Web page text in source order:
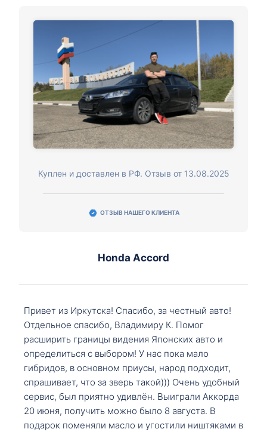
Куплен и доставлен в РФ. Отзыв от 13.08.2025
ОТЗЫВ НАШЕГО КЛИЕНТА
Honda Accord
Привет из Иркутска! Спасибо, за честный авто!
Отдельное спасибо, Владимиру К. Помог
расширить границы видения Японских авто и
определиться с выбором! У нас пока мало
гибридов, в основном приусы, народ подходит,
спрашивает, что за зверь такой))) Очень удобный
сервис, был приятно удивлён. Выиграли Аккорда
20 июня, получить можно было 8 августа. В
подарок поменяли масло и угостили ништяками в